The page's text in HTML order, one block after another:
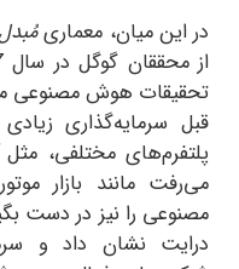
در این میان، معماری
تحقیقات هوش مصنوعی
قبل سرمایه‌گذاری
پلتفرم‌های مختلفی،
می‌رفت مانند بازار
مصنوعی را نیز در دست
درایت نشان داد و